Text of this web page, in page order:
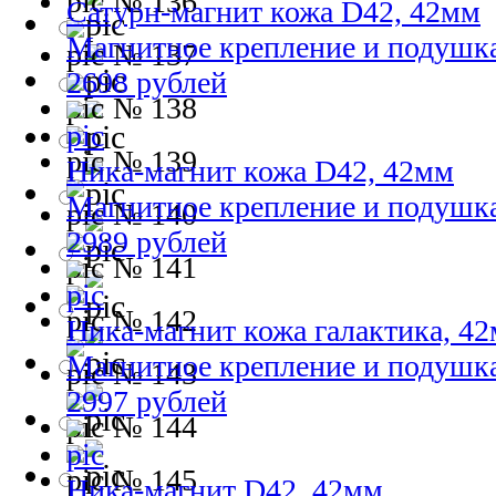
№ 137
№ 138
№ 139
№ 140
№ 141
№ 142
№ 143
№ 144
№ 145
Сатурн-магнит кожа D42, 42мм
Магнитное крепление и
2698 рублей
Ника-магнит кожа D42, 42мм
Магнитное крепление и
2989 рублей
Ника-магнит кожа галактика,
Магнитное крепление и
2997 рублей